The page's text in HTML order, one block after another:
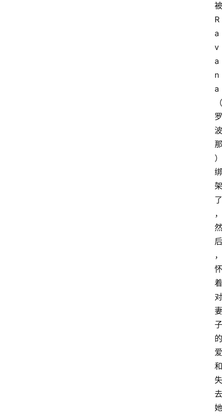
被
R
a
v
a
n
a
（
罗
波
那
）
绑
架
了
，
然
后
，
怀
着
对
妻
子
的
爱
和
失
去
她